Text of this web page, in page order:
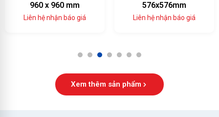
960 x 960 mm
Liên hệ nhận báo giá
576x576mm
Liên hệ nhận báo giá
1 2 3 4 5 6 7
Xem thêm sản phẩm